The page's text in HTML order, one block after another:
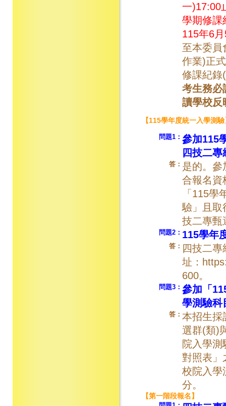
一)17:00
學期修課
115年6
至本委員
作業)正
修課紀錄
考生務必
讀學校反
【115學年度統一入學測驗
問題1： 參加115
四技二專
答： 是的。參
合報名資
「115
驗」且取
技二專甄
問題2： 115學年
答： 四技二
址：
600。
問題3： 參加「
學測驗科
答： 本招生採
選群(類)
院入學測
對照表」
校院入學
分。
【第一階段報名】